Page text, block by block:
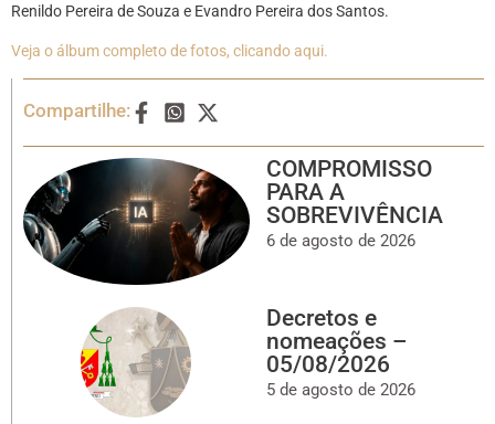
Renildo Pereira de Souza e Evandro Pereira dos Santos.
Veja o álbum completo de fotos, clicando aqui.
Compartilhe:
COMPROMISSO
PARA A
SOBREVIVÊNCIA
6 de agosto de 2026
Decretos e
nomeações –
05/08/2026
5 de agosto de 2026